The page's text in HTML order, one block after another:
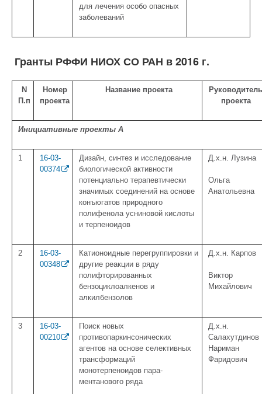
для лечения особо опасных
заболеваний
Гранты РФФИ НИОХ СО РАН в 2016 г.
N
П.п
Номер
проекта
Название проекта
Руководитель
проекта
Инициативные проекты А
1
16-03-
00374
Дизайн, синтез и исследование
биологической активности
потенциально терапевтически
значимых соединений на основе
конъюгатов природного
полифенола усниновой кислоты
и терпеноидов
Д.х.н. Лузина
Ольга
Анатольевна
2
16-03-
00348
Катионоидные перегруппировки и
другие реакции в ряду
полифторированных
бензоциклоалкенов и
алкилбензолов
Д.х.н. Карпов
Виктор
Михайлович
3
16-03-
00210
Поиск новых
противопаркинсонических
агентов на основе селективных
трансформаций
монотерпеноидов пара-
ментанового ряда
Д.х.н.
Салахутдинов
Нариман
Фаридович